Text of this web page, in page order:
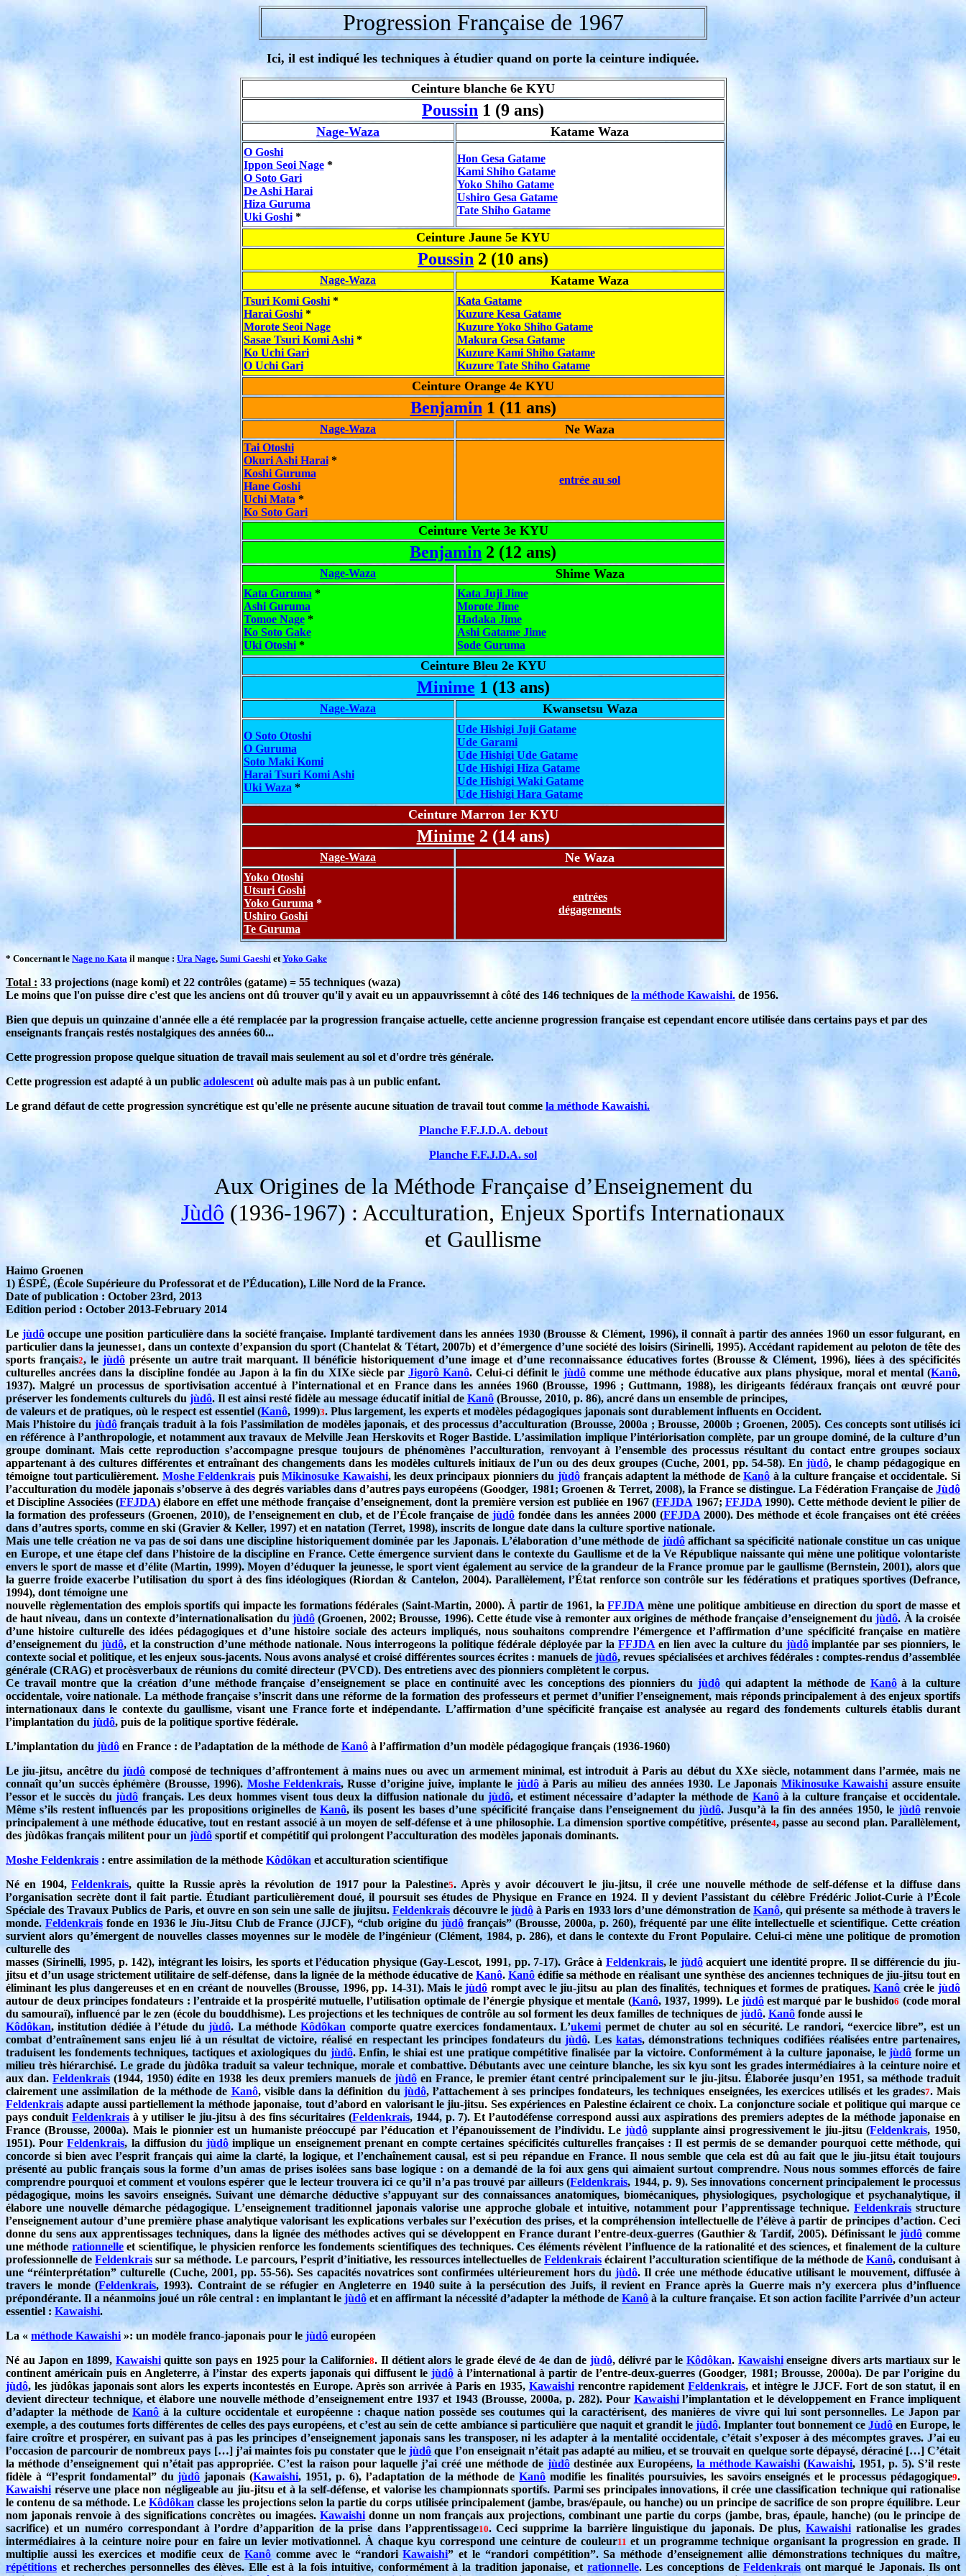
Progression Française de 1967
Ici, il est indiqué les techniques à étudier quand on porte la ceinture indiquée.
Ceinture blanche 6e KYU
Poussin 1 (9 ans)
Nage-Waza Katame Waza
O Goshi
Ippon Seoi Nage*
O Soto Gari
De Ashi Harai
Hiza Guruma
Uki Goshi*
Hon Gesa Gatame
Kami Shiho Gatame
Yoko Shiho Gatame
Ushiro Gesa Gatame
Tate Shiho Gatame
Ceinture Jaune 5e KYU
Poussin 2 (10 ans)
Nage-Waza Katame Waza
Tsuri Komi Goshi*
Harai Goshi*
Morote Seoi Nage
Sasae Tsuri Komi Ashi*
Ko Uchi Gari
O Uchi Gari
Kata Gatame
Kuzure Kesa Gatame
Kuzure Yoko Shiho Gatame
Makura Gesa Gatame
Kuzure Kami Shiho Gatame
Kuzure Tate Shiho Gatame
Ceinture Orange 4e KYU
Benjamin 1 (11 ans)
Nage-Waza Ne Waza
Tai Otoshi
Okuri Ashi Harai*
Koshi Guruma
Hane Goshi
Uchi Mata *
Ko Soto Gari
entrée au sol
Ceinture Verte 3e KYU
Benjamin 2 (12 ans)
Nage-Waza Shime Waza
Kata Guruma *
Ashi Guruma
Tomoe Nage*
Ko Soto Gake
Uki Otoshi*
Kata Juji Jime
Morote Jime
Hadaka Jime
Ashi Gatame Jime
Sode Guruma
Ceinture Bleu 2e KYU
Minime 1 (13 ans)
Nage-Waza Kwansetsu Waza
O Soto Otoshi
O Guruma
Soto Maki Komi
Harai Tsuri Komi Ashi
Uki Waza *
Ude Hishigi Juji Gatame
Ude Garami
Ude Hishigi Ude Gatame
Ude Hishigi Hiza Gatame
Ude Hishigi Waki Gatame
Ude Hishigi Hara Gatame
Ceinture Marron 1er KYU
Minime 2 (14 ans)
Nage-Waza Ne Waza
Yoko Otoshi
Utsuri Goshi
Yoko Guruma *
Ushiro Goshi
Te Guruma
entrées
dégagements
* Concernant le Nage no Kata il manque : Ura Nage, Sumi Gaeshi etYoko Gake
Total : 33 projections (nage komi) et 22 contrôles (gatame) = 55 techniques (waza)
Le moins que l'on puisse dire c'est que les anciens ont dû trouver qu'il y avait eu un appauvrissemnt à côté des 146 techniques de la méthode Kawaishi. de 1956.
Bien que depuis un quinzaine d'année elle a été remplacée par la progression française actuelle, cette ancienne progression française est cependant encore utilisée dans certains pays et par des
enseignants français restés nostalgiques des années 60...
Cette progression propose quelque situation de travail mais seulement au sol et d'ordre très générale.
Cette progression est adapté à un public adolescent où adulte mais pas à un public enfant.
Le grand défaut de cette progression syncrétique est qu'elle ne présente aucune situation de travail tout comme la méthode Kawaishi.
Planche F.F.J.D.A. debout
Planche F.F.J.D.A. sol
Aux Origines de la Méthode Française d’Enseignement du
Jùdô (1936-1967) : Acculturation, Enjeux Sportifs Internationaux
et Gaullisme
Haimo Groenen
1) ÉSPÉ, (École Supérieure du Professorat et de l’Éducation), Lille Nord de la France.
Date of publication : October 23rd, 2013
Edition period : October 2013-February 2014
Le jùdôoccupe une position particulière dans la société française. Implanté tardivement dans les années 1930 (Brousse & Clément, 1996), il connaît à partir des années 1960 un essor fulgurant, en
particulier dans la jeunesse1, dans un contexte d’expansion du sport (Chantelat & Tétart, 2007b) et d’émergence d’une société des loisirs (Sirinelli, 1995). Accédant rapidement au peloton de tête des
sports français2, le jùdôprésente un autre trait marquant. Il bénéficie historiquement d’une image et d’une reconnaissance éducatives fortes (Brousse & Clément, 1996), liées à des spécificités
culturelles ancrées dans la discipline fondée au Japon à la fin du XIXe siècle par Jigorô Kanô. Celui-ci définit le jùdôcomme une méthode éducative aux plans physique, moral et mental (Kanô,
1937). Malgré un processus de sportivisation accentué à l’international et en France dans les années 1960 (Brousse, 1996 ; Guttmann, 1988), les dirigeants fédéraux français ont œuvré pour
préserver les fondements culturels du jùdô. Il est ainsi resté fidèle au message éducatif initial de Kanô (Brousse, 2010, p. 86), ancré dans un ensemble de principes,
de valeurs et de pratiques, où le respect est essentiel (Kanô, 1999)3. Plus largement, les experts et modèles pédagogiques japonais sont durablement influents en Occident.
Mais l’histoire du jùdôfrançais traduit à la fois l’assimilation de modèles japonais, et des processus d’acculturation (Brousse, 2000a ; Brousse, 2000b ; Groenen, 2005). Ces concepts sont utilisés ici
en référence à l’anthropologie, et notamment aux travaux de Melville Jean Herskovits et Roger Bastide. L’assimilation implique l’intériorisation complète, par un groupe dominé, de la culture d’un
groupe dominant. Mais cette reproduction s’accompagne presque toujours de phénomènes l’acculturation, renvoyant à l’ensemble des processus résultant du contact entre groupes sociaux
appartenant à des cultures différentes et entraînant des changements dans les modèles culturels initiaux de l’un ou des deux groupes (Cuche, 2001, pp. 54-58). Enjùdô, le champ pédagogique en
témoigne tout particulièrement. Moshe Feldenkrais puisMikinosuke Kawaishi, les deux principaux pionniers dujùdô français adaptent la méthode deKanô à la culture française et occidentale. Si
l’acculturation du modèle japonais s’observe à des degrés variables dans d’autres pays européens (Goodger, 1981; Groenen & Terret, 2008), la France se distingue. La Fédération Française de Jùdô
et Discipline Associées (FFJDA) élabore en effet une méthode française d’enseignement, dont la première version est publiée en 1967 (FFJDA 1967;FFJDA 1990). Cette méthode devient le pilier de
la formation des professeurs (Groenen, 2010), de l’enseignement en club, et de l’École française de jùdô fondée dans les années 2000 (FFJDA2000). Des méthode et école françaises ont été créées
dans d’autres sports, comme en ski (Gravier & Keller, 1997) et en natation (Terret, 1998), inscrits de longue date dans la culture sportive nationale.
Mais une telle création ne va pas de soi dans une discipline historiquement dominée par les Japonais. L’élaboration d’une méthode de jùdôaffichant sa spécificité nationale constitue un cas unique
en Europe, et une étape clef dans l’histoire de la discipline en France. Cette émergence survient dans le contexte du Gaullisme et de la Ve République naissante qui mène une politique volontariste
envers le sport de masse et d’élite (Martin, 1999). Moyen d’éduquer la jeunesse, le sport vient également au service de la grandeur de la France promue par le gaullisme (Bernstein, 2001), alors que
la guerre froide exacerbe l’utilisation du sport à des fins idéologiques (Riordan & Cantelon, 2004). Parallèlement, l’État renforce son contrôle sur les fédérations et pratiques sportives (Defrance,
1994), dont témoigne une
nouvelle règlementation des emplois sportifs qui impacte les formations fédérales (Saint-Martin, 2000). À partir de 1961, laFFJDA mène une politique ambitieuse en direction du sport de masse et
de haut niveau, dans un contexte d’internationalisation du jùdô(Groenen, 2002; Brousse, 1996). Cette étude vise à remonter aux origines de méthode française d’enseignement dujùdô. À la croisée
d’une histoire culturelle des idées pédagogiques et d’une histoire sociale des acteurs impliqués, nous souhaitons comprendre l’émergence et l’affirmation d’une spécificité française en matière
d’enseignement du jùdô, et la construction d’une méthode nationale. Nous interrogeons la politique fédérale déployée par laFFJDA en lien avec la culture du jùdôimplantée par ses pionniers, le
contexte social et politique, et les enjeux sous-jacents. Nous avons analysé et croisé différentes sources écrites : manuels dejùdô, revues spécialisées et archives fédérales : comptes-rendus d’assemblée
générale (CRAG) et procèsverbaux de réunions du comité directeur (PVCD). Des entretiens avec des pionniers complètent le corpus.
Ce travail montre que la création d’une méthode française d’enseignement se place en continuité avec les conceptions des pionniers du jùdôqui adaptent la méthode de Kanôà la culture
occidentale, voire nationale. La méthode française s’inscrit dans une réforme de la formation des professeurs et permet d’unifier l’enseignement, mais réponds principalement à des enjeux sportifs
internationaux dans le contexte du gaullisme, visant une France forte et indépendante. L’affirmation d’une spécificité française est analysée au regard des fondements culturels établis durant
l’implantation du jùdô, puis de la politique sportive fédérale.
L’implantation du jùdô en France : de l’adaptation de la méthode de Kanô à l’affirmation d’un modèle pédagogique français (1936-1960)
Le jiu-jitsu, ancêtre dujùdô composé de techniques d’affrontement à mains nues ou avec un armement minimal, est introduit à Paris au début du XXe siècle, notamment dans l’armée, mais ne
connaît qu’un succès éphémère (Brousse, 1996). Moshe Feldenkrais, Russe d’origine juive, implante le jùdôà Paris au milieu des années 1930. Le Japonais Mikinosuke Kawaishi assure ensuite
l’essor et le succès dujùdô français. Les deux hommes visent tous deux la diffusion nationale dujùdô, et estiment nécessaire d’adapter la méthode de Kanôà la culture française et occidentale.
Même s’ils restent influencés par les propositions originelles deKanô, ils posent les bases d’une spécificité française dans l’enseignement du jùdô. Jusqu’à la fin des années 1950, le jùdôrenvoie
principalement à une méthode éducative, tout en restant associé à un moyen de self-défense et à une philosophie. La dimension sportive compétitive, présente4, passe au second plan. Parallèlement,
des jùdôkas français militent pour un jùdô sportif et compétitif qui prolongent l’acculturation des modèles japonais dominants.
Moshe Feldenkrais : entre assimilation de la méthode Kôdôkan et acculturation scientifique
Né en 1904,Feldenkrais, quitte la Russie après la révolution de 1917 pour la Palestine5. Après y avoir découvert le jiu-jitsu, il crée une nouvelle méthode de self-défense et la diffuse dans
l’organisation secrète dont il fait partie. Étudiant particulièrement doué, il poursuit ses études de Physique en France en 1924. Il y devient l’assistant du célèbre Frédéric Joliot-Curie à l’École
Spéciale des Travaux Publics de Paris, et ouvre en son sein une salle de jiujitsu. Feldenkraisdécouvre lejùdô à Paris en 1933 lors d’une démonstration deKanô, qui présente sa méthode à travers le
monde. Feldenkraisfonde en 1936 le Jiu-Jitsu Club de France (JJCF), “club origine dujùdô français” (Brousse, 2000a, p. 260), fréquenté par une élite intellectuelle et scientifique. Cette création
survient alors qu’émergent de nouvelles classes moyennes sur le modèle de l’ingénieur (Clément, 1984, p. 286), et dans le contexte du Front Populaire. Celui-ci mène une politique de promotion
culturelle des
masses (Sirinelli, 1995, p. 142), intégrant les loisirs, les sports et l’éducation physique (Gay-Lescot, 1991, pp. 7-17). Grâce à Feldenkrais, le jùdôacquiert une identité propre. Il se différencie du jiu-
jitsu et d’un usage strictement utilitaire de self-défense, dans la lignée de la méthode éducative deKanô.Kanô édifie sa méthode en réalisant une synthèse des anciennes techniques de jiu-jitsu tout en
éliminant les plus dangereuses et en en créant de nouvelles (Brousse, 1996, pp. 14-31). Mais lejùdô rompt avec le jiu-jitsu au plan des finalités, techniques et formes de pratiques.Kanô crée lejùdô
autour de deux principes fondateurs : l’entraide et la prospérité mutuelle, l’utilisation optimale de l’énergie physique et mentale (Kanô, 1937, 1999). Le jùdôest marqué par le bushido6 (code moral
du samouraï), influencé par le zen (école du bouddhisme). Les projections et les techniques de contrôle au sol forment les deux familles de techniques de jùdô. Kanô fonde aussi le
Kôdôkan, institution dédiée à l’étude dujùdô. La méthodeKôdôkan comporte quatre exercices fondamentaux. L’ukemi permet de chuter au sol en sécurité. Le randori, “exercice libre”, est un
combat d’entraînement sans enjeu lié à un résultat de victoire, réalisé en respectant les principes fondateurs dujùdô. Les katas, démonstrations techniques codifiées réalisées entre partenaires,
traduisent les fondements techniques, tactiques et axiologiques du jùdô. Enfin, le shiai est une pratique compétitive finalisée par la victoire. Conformément à la culture japonaise, lejùdô forme un
milieu très hiérarchisé. Le grade du jùdôka traduit sa valeur technique, morale et combattive. Débutants avec une ceinture blanche, les six kyu sont les grades intermédiaires à la ceinture noire et
aux dan.Feldenkrais (1944, 1950) édite en 1938 les deux premiers manuels de jùdôen France, le premier étant centré principalement sur le jiu-jitsu. Élaborée jusqu’en 1951, sa méthode traduit
clairement une assimilation de la méthode de Kanô, visible dans la définition du jùdô, l’attachement à ses principes fondateurs, les techniques enseignées, les exercices utilisés et les grades7. Mais
Feldenkrais adapte aussi partiellement la méthode japonaise, tout d’abord en valorisant le jiu-jitsu. Ses expériences en Palestine éclairent ce choix. La conjoncture sociale et politique qui marque ce
pays conduit Feldenkraisà y utiliser le jiu-jitsu à des fins sécuritaires (Feldenkrais, 1944, p. 7). Et l’autodéfense correspond aussi aux aspirations des premiers adeptes de la méthode japonaise en
France (Brousse, 2000a). Mais le pionnier est un humaniste préoccupé par l’éducation et l’épanouissement de l’individu. Le jùdôsupplante ainsi progressivement le jiu-jitsu (Feldenkrais, 1950,
1951). PourFeldenkrais, la diffusion dujùdô implique un enseignement prenant en compte certaines spécificités culturelles françaises : Il est permis de se demander pourquoi cette méthode, qui
concorde si bien avec l’esprit français qui aime la clarté, la logique, et l’enchaînement causal, est si peu répandue en France. Il nous semble que cela est dû au fait que le jiu-jitsu était toujours
présenté au public français sous la forme d’un amas de prises isolées sans base logique : on a demandé de la foi aux gens qui aimaient surtout comprendre. Nous nous sommes efforcés de faire
comprendre pourquoi et comment et voulons espérer que le lecteur trouvera ici ce qu’il n’a pas trouvé par ailleurs (Feldenkrais, 1944, p. 9). Ses innovations concernent principalement le processus
pédagogique, moins les savoirs enseignés. Suivant une démarche déductive s’appuyant sur des connaissances anatomiques, biomécaniques, physiologiques, psychologique et psychanalytique, il
élabore une nouvelle démarche pédagogique. L’enseignement traditionnel japonais valorise une approche globale et intuitive, notamment pour l’apprentissage technique. Feldenkrais structure
l’enseignement autour d’une première phase analytique valorisant les explications verbales sur l’exécution des prises, et la compréhension intellectuelle de l’élève à partir de principes d’action. Ceci
donne du sens aux apprentissages techniques, dans la lignée des méthodes actives qui se développent en France durant l’entre-deux-guerres (Gauthier & Tardif, 2005). Définissant lejùdô comme
une méthode rationnelleet scientifique, le physicien renforce les fondements scientifiques des techniques. Ces éléments révèlent l’influence de la rationalité et des sciences, et finalement de la culture
professionnelle deFeldenkrais sur sa méthode. Le parcours, l’esprit d’initiative, les ressources intellectuelles deFeldenkrais éclairent l’acculturation scientifique de la méthode de Kanô, conduisant à
une “réinterprétation” culturelle (Cuche, 2001, pp. 55-56). Ses capacités novatrices sont confirmées ultérieurement hors du jùdô. Il crée une méthode éducative utilisant le mouvement, diffusée à
travers le monde (Feldenkrais, 1993). Contraint de se réfugier en Angleterre en 1940 suite à la persécution des Juifs, il revient en France après la Guerre mais n’y exercera plus d’influence
prépondérante. Il a néanmoins joué un rôle central : en implantant le jùdôet en affirmant la nécessité d’adapter la méthode deKanô à la culture française. Et son action facilite l’arrivée d’un acteur
essentiel : Kawaishi.
La « méthode Kawaishi »: un modèle franco-japonais pour le jùdô européen
Né au Japon en 1899, Kawaishiquitte son pays en 1925 pour la Californie8. Il détient alors le grade élevé de 4e dan de jùdô, délivré par leKôdôkan. Kawaishienseigne divers arts martiaux sur le
continent américain puis en Angleterre, à l’instar des experts japonais qui diffusent le jùdôà l’international à partir de l’entre-deux-guerres (Goodger, 1981; Brousse, 2000a). De par l’origine du
jùdô, les jùdôkas japonais sont alors les experts incontestés en Europe. Après son arrivée à Paris en 1935, Kawaishirencontre rapidementFeldenkrais, et intègre le JJCF. Fort de son statut, il en
devient directeur technique, et élabore une nouvelle méthode d’enseignement entre 1937 et 1943 (Brousse, 2000a, p. 282). Pour Kawaishil’implantation et le développement en France impliquent
d’adapter la méthode deKanô à la culture occidentale et européenne : chaque nation possède ses coutumes qui la caractérisent, des manières de vivre qui lui sont personnelles. Le Japon par
exemple, a des coutumes forts différentes de celles des pays européens, et c’est au sein de cette ambiance si particulière que naquit et grandit le jùdô. Implanter tout bonnement ce Jùdôen Europe, le
faire croître et prospérer, en suivant pas à pas les principes d’enseignement japonais sans les transposer, ni les adapter à la mentalité occidentale, c’était s’exposer à des mécomptes graves. J’ai eu
l’occasion de parcourir de nombreux pays […] j’ai maintes fois pu constater que lejùdô que l’on enseignait n’était pas adapté au milieu, et se trouvait en quelque sorte dépaysé, déraciné […] C’était
la méthode d’enseignement qui n’était pas appropriée. C’est la raison pour laquelle j’ai créé une méthode de jùdôdestinée aux Européens,la méthode Kawaishi(Kawaishi, 1951, p. 5). S’il reste
fidèle à “l’esprit fondamental” dujùdô japonais (Kawaishi, 1951, p. 6), l’adaptation de la méthode deKanô modifie les finalités poursuivies, les savoirs enseignés et le processus pédagogique9.
Kawaishi réserve une place non négligeable au jiu-jitsu et à la self-défense, et valorise les championnats sportifs. Parmi ses principales innovations, il crée une classification technique qui rationalise
le contenu de sa méthode. LeKôdôkan classe les projections selon la partie du corps utilisée principalement (jambe, bras/épaule, ou hanche) ou un principe de sacrifice de son propre équilibre. Leur
nom japonais renvoie à des significations concrètes ou imagées. Kawaishidonne un nom français aux projections, combinant une partie du corps (jambe, bras, épaule, hanche) (ou le principe de
sacrifice) et un numéro correspondant à l’ordre d’apparition de la prise dans l’apprentissage10. Ceci supprime la barrière linguistique du japonais. De plus, Kawaishirationalise les grades
intermédiaires à la ceinture noire pour en faire un levier motivationnel. À chaque kyu correspond une ceinture de couleur11 et un programme technique organisant la progression en grade. Il
multiplie aussi les exercices et modifie ceux deKanô comme avec le “randoriKawaishi” et le “randori compétition”. Sa méthode d’enseignement allie démonstrations techniques du maître,
répétitions et recherches personnelles des élèves. Elle est à la fois intuitive, conformément à la tradition japonaise, et rationnelle. Les conceptions deFeldenkrais ont marqué le Japonais. Ils ont